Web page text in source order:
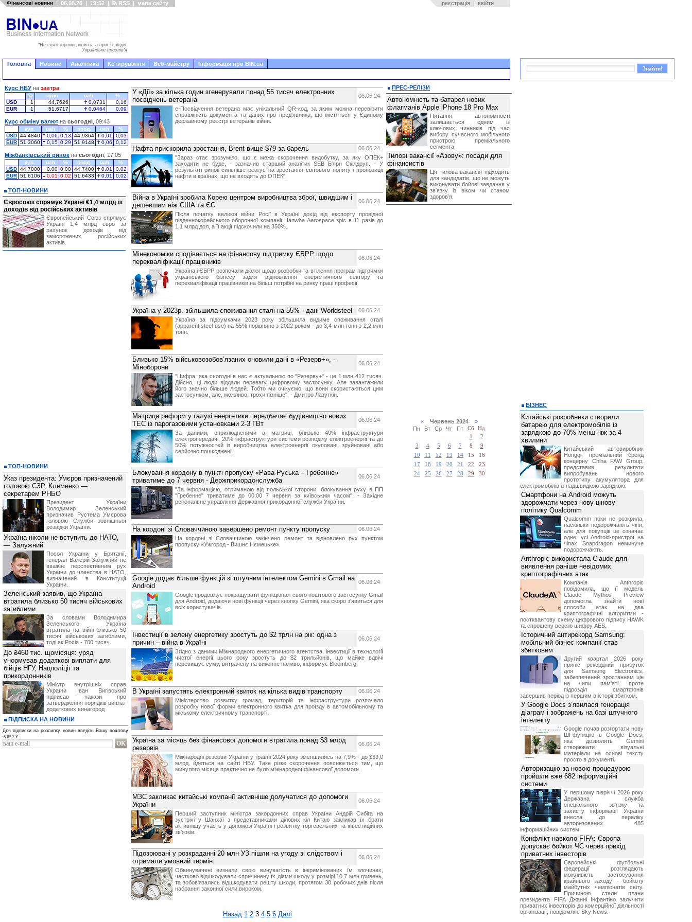
Фінансові новини | 06.08.26 | 19:52 | RSS | мапа сайту реєстрація | ввійти
"Не святі горшки ліплять, а прості люди"
Українське прислів'я
Головна Новини Аналітика Котирування Веб-майстру Інформація про BIN.ua
У «Дії» за кілька годин згенерували понад 55 тисяч електронних
посвідчень ветерана
06.06.24
е-Посвідчення ветерана має унікальний QR-код, за яким можна перевірити
справжність документа та даних про пред'явника, що містяться у Єдиному
державному реєстрі ветеранів війни.
Нафта прискорила зростання, Brent вище $79 за барель
06.06.24
"Зараз стає зрозуміло, що є межа скорочення видобутку, за яку ОПЕК+
заходити не буде, - зазначив старший аналітик SEB Б'ярн Скілдруп. - У
результаті ринок сильніше реагує на зростання світового попиту і пропозиції
нафти в країнах, що не входять до ОПЕК".
Війна в Україні зробила Корею центром виробництва зброї, швидшим і
дешевшим ніж США та ЄС
06.06.24
Після початку великої війни Росії в Україні дохід від експорту провідної
південнокорейського оборонної компанії Hanwha Aerospace зріс в 11 разів до
1,1 млрд дол, а її акції підскочили на 350%.
Мінекономіки сподівається на фінансову підтримку ЄБРР щодо
перекваліфікації працівників
06.06.24
Україна і ЄБРР розпочали діалог щодо розробки та втілення програм підтримки
українського бізнесу задля відновлення енергетичного сектору та
перекваліфікації працівників на більш потрібні на ринку праці професії.
Україна у 2023р. збільшила споживання сталі на 55% - дані Worldsteel
06.06.24
Україна за підсумками 2023 року збільшила видиме споживання сталі
(apparent steel use) на 55% порівняно з 2022 роком - до 3,4 млн тонн з 2,2 млн
тонн.
Близько 15% військовозобовʼязаних оновили дані в «Резерв+», -
Міноборони
06.06.24
"Цифра, яка сьогодні в нас є актуальною по "Резерву+" - це 1 млн 412 тисяч.
Дійсно, ці люди віддали перевагу цифровому застосунку. Але завантажили
його значно більше людей. Тобто ми очікуємо, що вони скористаються цим
застосунком, але, можливо, трохи пізніше", - Дмитро Лазуткін.
Матриця реформ у галузі енергетики передбачає будівництво нових
ТЕС із парогазовими установками 2-3 ГВт
06.06.24
За даними, оприлюдненими в матриці, близько 40% інфраструктури
електропередачі, 20% інфраструктури системи розподілу електроенергії та до
50% потужностей із виробництва електроенергії окуповані, зруйновані або
серйозно пошкоджені.
Блокування кордону в пункті пропуску «Рава-Руська – Гребенне»
триватиме до 7 червня - Держприкордонслужба
06.06.24
"За інформацією, отриманою від польської сторони, блокування руху в ПП
"Гребенне" триватиме до 00:00 7 червня за київським часом", - Західне
регіональне управління Державної прикордонної служби України.
На кордоні зі Словаччиною завершено ремонт пункту пропуску
06.06.24
На кордоні зі Словаччиною закінчено ремонт та відновлено рух пунктом
пропуску «Ужгород - Вишнє Нємецьке».
Google додає більше функцій зі штучним інтелектом Gemini в Gmail на
Android
06.06.24
Google продовжує покращувати функціонал свого поштового застосунку Gmail
для Android, додаючи нові функції через кнопку Gemini, яка скоро з'явиться для
всіх користувачів.
Інвестиції в зелену енергетику зростуть до $2 трлн на рік: одна з
причин – війна в Україні
06.06.24
Згідно з даними Міжнародного енергетичного агентства, інвестиції в технології
чистої енергії цього року зростуть до $2 трильйонів, що майже вдвічі
перевищує суму, витрачену на викопне паливо, інформує Bloomberg.
В Україні запустять електронний квиток на кілька видів транспорту
06.06.24
Міністерство розвитку громад, територій та інфраструктури розпочало
розробку нової форми електронного квитка для проїзду в автомобільному та
міському електричному транспорті.
Україна за місяць без фінансової допомоги втратила понад $3 млрд
резервів
06.06.24
Міжнародні резерви України у травні 2024 року зменшились на 7,9% - до $39,0
млрд, йдеться на сайті НБУ. Таке різке скорочення пояснюється тим, що
минулого місяця практично не було міжнародної фінансової допомоги.
МЗС закликає китайські компанії активніше долучатися до допомоги
України
06.06.24
Перший заступник міністра закордонних справ України Андрій Сибіга на
зустрічі у Шанхаї з представниками ділових кіл Китаю закликав їх брати
активнішу участь у допомозі Україні і розвитку торговельних та інвестиційних
зв'язків.
Підозрювані у розкраданні 20 млн УЗ пішли на угоду зі слідством і
отримали умовний термін
06.06.24
Обвинувачені визнали свою винуватість в інкримінованих їм злочинах,
частково відшкодували спричинену їх діями шкоду у розмірі 10,7 млн гривень,
та зобов'язались відшкодувати решту шкоди, протягом 30 робочих днів після
набрання законної сили вироком.
Назад 1 2 3 4 5 6 Далі
Курс НБУ на завтра
за курс uah
%
USD
1 44,7626 0,0731
0,16
EUR
1 51,6717 0,0464 0,09
Курс обміну валют на сьогодні , 09:43
куп. uah % прод. uah
%
USD 44,4840 0,06 0,13 44,9364 0,01
0,03
EUR 51,3060 0,15 0,29 51,9148 0,06 0,12
Міжбанківський ринок на сьогодні , 17:05
куп. uah % прод. uah
%
USD 44,7000 0,00 0,00 44,7400 0,01
0,02
EUR 51,6106 0,01 0,02 51,6433 0,01 0,02
ТОП-НОВИНИ
Євросоюз спрямує Україні €1,4 млрд із
доходів від російських активів
Європейський Союз спрямує
Україні 1,4 млрд євро за
рахунок доходів від
заморожених російських
активів.
ТОП-НОВИНИ
Указ президента: Умєров призначений
головою СЗР, Клименко —
секретарем РНБО
Президент України
Володимир Зеленський
призначив Pустема Умєрова
головою Служби зовнішньої
розвідки України.
Україна ніколи не вступить до НАТО,
— Залужний
Посол України у Британії,
генерал Валерій Залужний не
вважає перспективним рух
України до членства в НАТО,
визначений в Конституції
України.
Зеленський заявив, що Україна
втратила близько 50 тисяч військових
загиблими
За словами Володимира
Зеленського, Україна
втратила на війні близько 50
тисяч військових загиблими,
тоді як Росія - 700 тисяч.
До ₴460 тис. щомісяця: уряд
унормував додаткові виплати для
бійців НГУ, Нацполіції та
прикордонників
Міністр внутрішніх справ
України Іван Вигівський
підписав накази про
затвердження порядків виплат
додаткових винагород
ПІДПИСКА НА НОВИНИ
Для підписки на розсилку новин введіть Вашу поштову
адресу :
ПРЕС-РЕЛІЗИ
Автономність та батарея нових
флагманів Apple iPhone 18 Pro Max
Питання автономності
залишається одним із
ключових чинників під час
вибору сучасного мобільного
пристрою преміального
сегмента.
Тилові вакансії «Азову»: посади для
фінансистів
Ця тилова вакансія підходить
для кандидатів, що не можуть
виконувати бойові завдання у
звʼязку із віком чи станом
здоровʼя.
«Червень 2024 »
Пн
Вт Ср Чт Пт Сб
Нд
1
2
3
4 5 6 7 8
9
10
11 12 13 14 15
16
17
18 19 20 21 22
23
24
25 26 27 28 29 30
БІЗНЕС
Китайські розробники створили
батарею для електромобілів із
зарядкою до 70% менш ніж за 4
хвилини
Китайський автовиробник
Hongqi, преміальний бренд
концерну China FAW Group,
представив результати
випробувань нового
прототипу акумулятора для
електромобілів із надшвидкою зарядкою.
Смартфони на Android можуть
здорожчати через нову цінову
політику Qualcomm
Qualcomm поки не розкрила,
наскільки подорожчають чіпи,
але для покупців це означає
одне: усі Android-пристрої на
чіпах Snapdragon неминуче
подорожчають.
Anthropic використала Claude для
виявлення раніше невідомих
криптографічних атак
Компанія Anthropic
повідомила, що її модель
Claude Mythos Preview
допомогла знайти нові
способи атак на два
криптографічні алгоритми -
постквантову схему цифрового підпису HAWK
та спрощену версію шифру AES.
Історичний антирекорд Samsung:
мобільний бізнес компанії став
збитковим
Другий квартал 2026 року
приніс рекордний прибуток
для Samsung Electronics,
забезпечений зростанням цін
на чипи пам'яті, проте
підрозділ смартфонів
завершив період із першим в історії збитком.
У Google Docs з’явилася генерація
діаграм і зображень на базі штучного
інтелекту
Google почав розгортати нову
ШІ-функцію в Google Docs,
яка дозволить Gemini
створювати візуальні
матеріали на основі тексту
просто в документі.
Авторизацію за новою процедурою
пройшли вже 682 інформаційні
системи
У першому півріччі 2026 року
Державна служба
спеціального зв'язку та
захисту інформації України
внесла до переліку
авторизованих 485
інформаційних систем.
Конфлікт навколо FIFA: Європа
допускає бойкот ЧС через прихід
приватних інвесторів
Європейські футбольні
федерації розглядають
можливість застосування
крайнього заходу - бойкоту
майбутніх чемпіонатів світу.
Причиною стали плани
президента FIFA Джанні Інфантіно залучити
приватних інвесторів до комерційної діяльності
організації, повідомляє Sky News.